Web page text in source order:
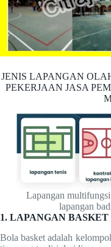
JENIS LAPANGAN
PEKERJAAN JASA
Lapangan
lapangan
1. LAPANGAN BASKET
Bola basket adalah